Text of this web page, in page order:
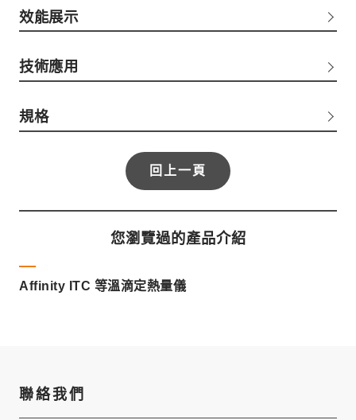
效能展示
技術應用
規格
回上一頁
您瀏覽過的產品介紹
Affinity ITC 等溫滴定熱量儀
聯絡我們